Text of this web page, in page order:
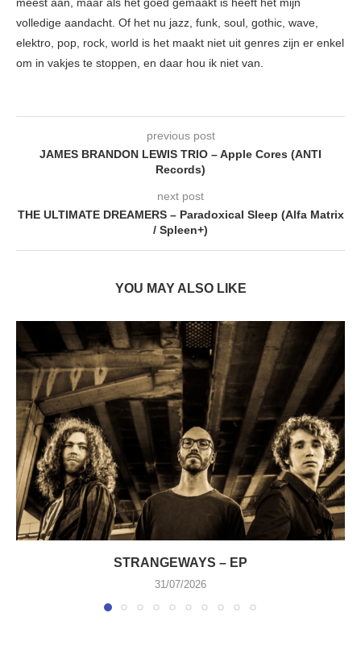
volledige aandacht. Of het nu jazz, funk, soul, gothic, wave,
elektro, pop, rock, world is het maakt niet uit genres zijn er enkel
om in vakjes te stoppen, en daar hou ik niet van.
previous post
JAMES BRANDON LEWIS TRIO – Apple Cores (ANTI
Records)
next post
THE ULTIMATE DREAMERS – Paradoxical Sleep (Alfa Matrix
/ Spleen+)
YOU MAY ALSO LIKE
STRANGEWAYS – EP
31/07/2026